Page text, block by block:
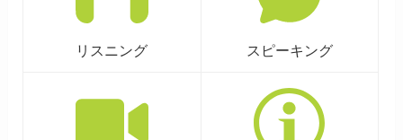
リスニング スピーキング